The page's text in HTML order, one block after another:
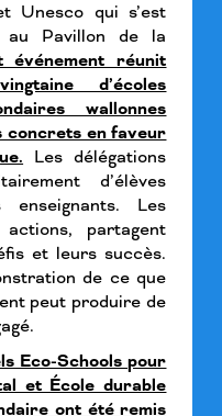
Unesco qui s’est
Pavillon de la
événement réunit
d’écoles
wallonnes
concrets en faveur
Les délégations
d’élèves
enseignants. Les
partagent
et leurs succès.
de ce que
peut produire de
Eco-Schools pour
et École durable
ont été remis